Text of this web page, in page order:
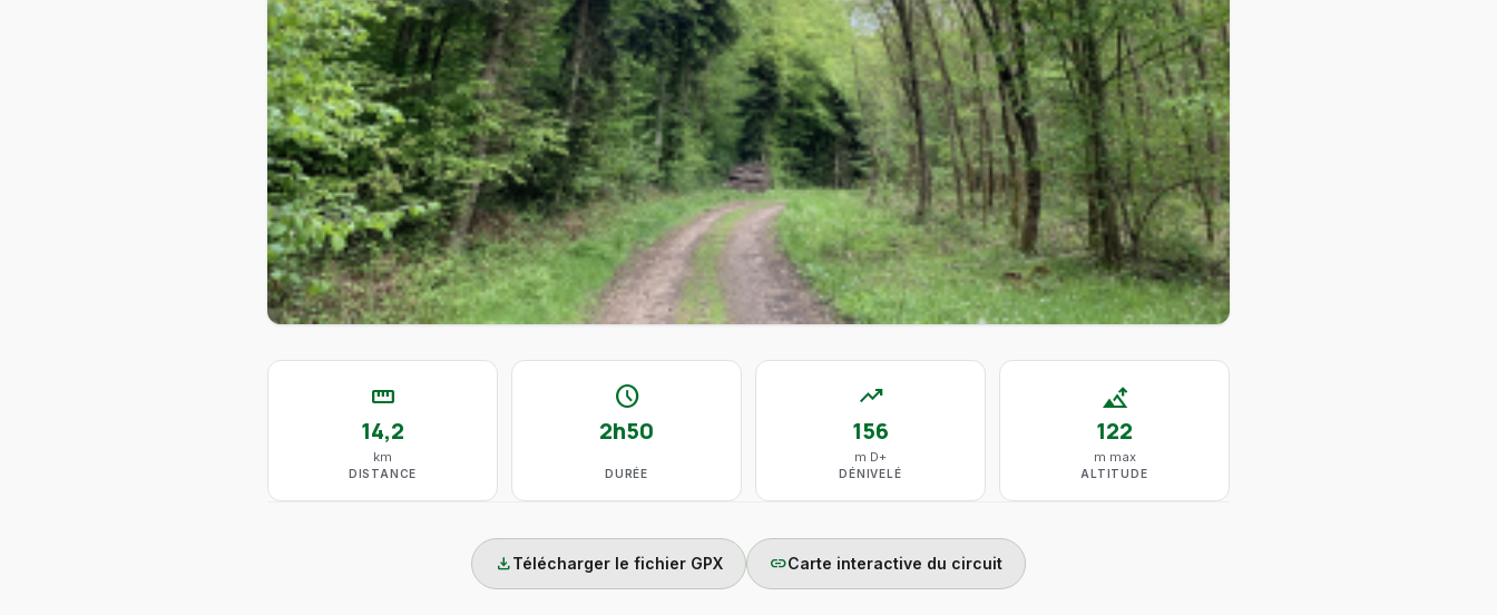
straighten
14,2
km
DISTANCE
schedule
2h50
DURÉE
trending_up
156
m D+
DÉNIVELÉ
altitude
122
m max
ALTITUDE
downloadTélécharger le fichier GPX linkCarte interactive du circuit